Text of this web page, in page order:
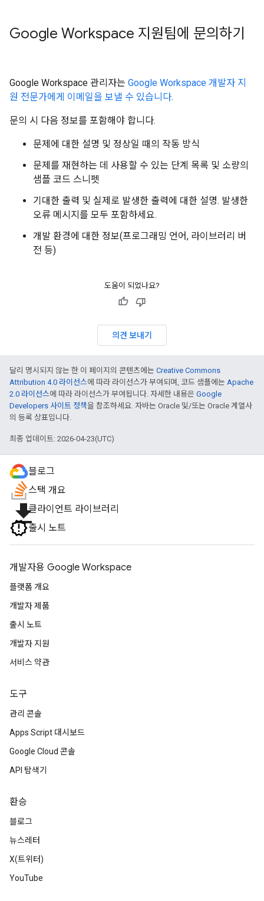
Google Workspace 지원팀에 문의하기
Google Workspace 관리자는 Google Workspace 개발자 지
원 전문가에게 이메일을 보낼 수 있습니다.
문의 시 다음 정보를 포함해야 합니다.
문제에 대한 설명 및 정상일 때의 작동 방식
문제를 재현하는 데 사용할 수 있는 단계 목록 및 소량의
샘플 코드 스니펫
기대한 출력 및 실제로 발생한 출력에 대한 설명. 발생한
오류 메시지를 모두 포함하세요.
개발 환경에 대한 정보(프로그래밍 언어, 라이브러리 버
전 등)
도움이 되었나요?
의견 보내기
달리 명시되지 않는 한 이 페이지의 콘텐츠에는 Creative Commons
Attribution 4.0 라이선스에 따라 라이선스가 부여되며, 코드 샘플에는 Apache
2.0 라이선스에 따라 라이선스가 부여됩니다. 자세한 내용은 Google
Developers 사이트 정책을 참조하세요. 자바는 Oracle 및/또는 Oracle 계열사
의 등록 상표입니다.
최종 업데이트: 2026-04-23(UTC)
블로그
스택 개요
file_download클라이언트 라이브러리
출시 노트
개발자용 Google Workspace
플랫폼 개요
개발자 제품
출시 노트
개발자 지원
서비스 약관
도구
관리 콘솔
Apps Script 대시보드
Google Cloud 콘솔
API 탐색기
환승
블로그
뉴스레터
X(트위터)
YouTube